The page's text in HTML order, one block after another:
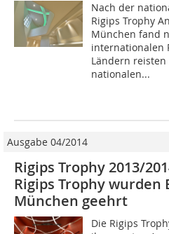
Nach der
Rigips Trophy
München fand
internationalen
Ländern
nationalen...
Ausgabe 04/2014
Rigips Trophy 2013/
Rigips Trophy wurden
München geehrt
Die Rigips